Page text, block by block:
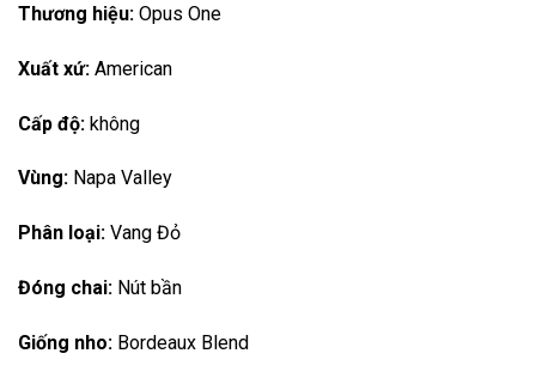
Thương hiệu: Opus One
Xuất xứ: American
Cấp độ: không
Vùng: Napa Valley
Phân loại: Vang Đỏ
Đóng chai: Nút bần
Giống nho: Bordeaux Blend